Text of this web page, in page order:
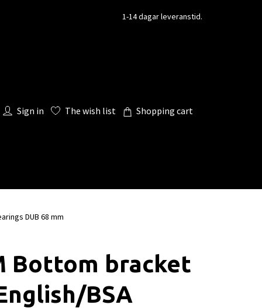
1-14 dagar leveranstid.
Sign in The wish list Shopping cart
DUB 68 mm
Bottom bracket
BSA